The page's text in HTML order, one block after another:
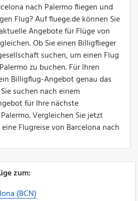
nach Palermo fliegen und
Flug? Auf fluege.de können Sie
Angebote für Flüge von
Ob Sie einen Billigflieger
suchen, um einen Flug
zu buchen. Für Ihren
Billigflug-Angebot genau das
suchen nach einem
für Ihre nächste
Vergleichen Sie jetzt
Flugreise von Barcelona nach
zum:
(BCN)